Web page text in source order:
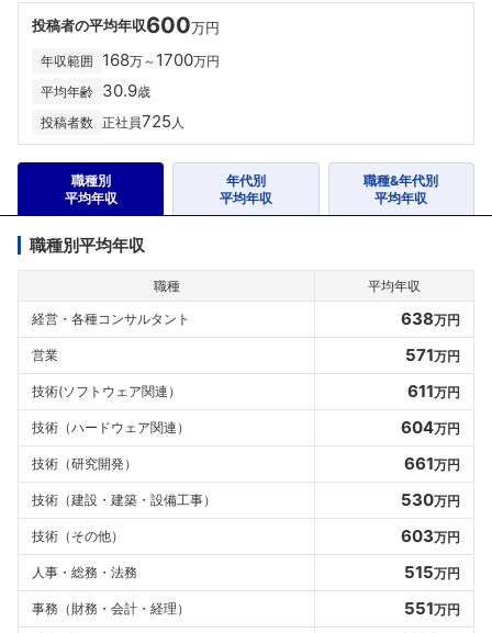
投稿者の平均年収600万円
年収範囲 168万～ 1700万円
平均年齢 30.9歳
投稿者数 正社員725 人
職種別
平均年収
年代別
平均年収
職種&年代別
平均年収
職種別平均年収
職種
平均年収
経営・各種コンサルタント
638万円
営業 571万円
技術(ソフトウェア関連） 611万円
技術（ハードウェア関連） 604万円
技術（研究開発） 661万円
技術（建設・建築・設備工事） 530万円
技術（その他） 603万円
人事・総務・法務 515万円
事務（財務・会計・経理） 551万円